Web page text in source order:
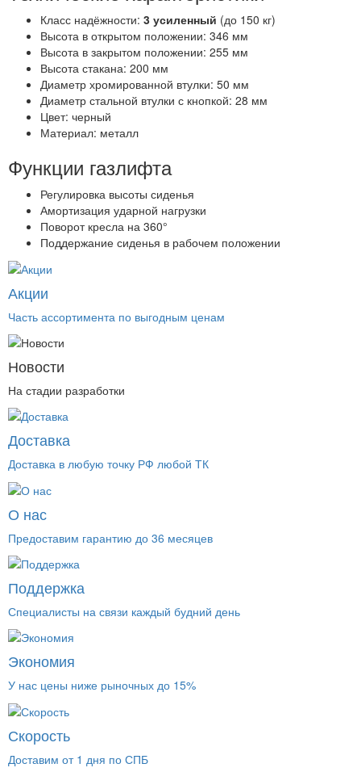
Класс надёжности: 3 усиленный (до 150 кг)
Высота в открытом положении: 346 мм
Высота в закрытом положении: 255 мм
Высота стакана: 200 мм
Диаметр хромированной втулки: 50 мм
Диаметр стальной втулки с кнопкой: 28 мм
Цвет: черный
Материал: металл
Функции газлифта
Регулировка высоты сиденья
Амортизация ударной нагрузки
Поворот кресла на 360°
Поддержание сиденья в рабочем положении
Акции
Часть ассортимента по выгодным ценам
Новости
На стадии разработки
Доставка
Доставка в любую точку РФ любой ТК
О нас
Предоставим гарантию до 36 месяцев
Поддержка
Специалисты на связи каждый будний день
Экономия
У нас цены ниже рыночных до 15%
Скорость
Доставим от 1 дня по СПБ